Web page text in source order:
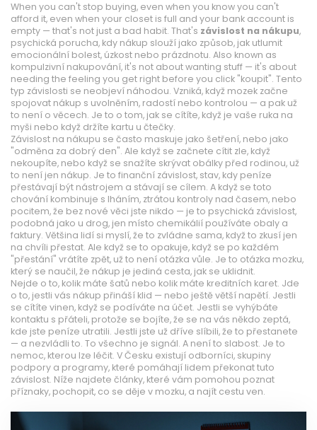
When you can't stop buying, even when you know you can't
afford it, even when your closet is full and your bank account is
empty — that's not just a bad habit. That's závislost na nákupu,
psychická porucha, kdy nákup slouží jako způsob, jak utlumit
emocionální bolest, úzkost nebo prázdnotu. Also known as
kompulzivní nakupování, it's not about wanting stuff — it's about
needing the feeling you get right before you click "koupit". Tento
typ závislosti se neobjeví náhodou. Vzniká, když mozek začne
spojovat nákup s uvolněním, radostí nebo kontrolou — a pak už
to není o věcech. Je to o tom, jak se cítíte, když je vaše ruka na
myši nebo když držíte kartu u čtečky.
Závislost na nákupu se často maskuje jako šetření, nebo jako
"odměna za dobrý den". Ale když se začnete cítit zle, když
nekoupíte, nebo když se snažíte skrývat obálky před rodinou, už
to není jen nákup. Je to finanční závislost, stav, kdy peníze
přestávají být nástrojem a stávají se cílem. A když se toto
chování kombinuje s lháním, ztrátou kontroly nad časem, nebo
pocitem, že bez nové věci jste nikdo — je to psychická závislost,
podobná jako u drog, jen místo chemikálií používáte obaly a
faktury. Většina lidí si myslí, že to zvládne sama, když to zkusí jen
na chvíli přestat. Ale když se to opakuje, když se po každém
"přestání" vrátíte zpět, už to není otázka vůle. Je to otázka mozku,
který se naučil, že nákup je jediná cesta, jak se uklidnit.
Nejde o to, kolik máte šatů nebo kolik máte kreditních karet. Jde
o to, jestli vás nákup přináší klid — nebo ještě větší napětí. Jestli
se cítíte vinen, když se podíváte na účet. Jestli se vyhýbáte
kontaktu s přáteli, protože se bojíte, že se na vás někdo zeptá,
kde jste peníze utratili. Jestli jste už dříve slíbili, že to přestanete
— a nezvládli to. To všechno je signál. A není to slabost. Je to
nemoc, kterou lze léčit. V Česku existují odborníci, skupiny
podpory a programy, které pomáhají lidem překonat tuto
závislost. Níže najdete články, které vám pomohou poznat
příznaky, pochopit, co se děje v mozku, a najít cestu ven.